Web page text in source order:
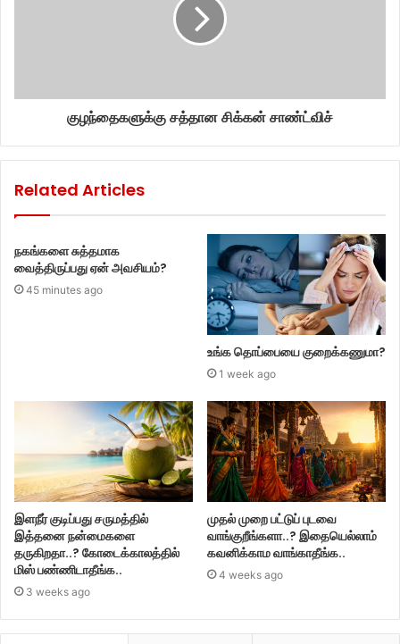
குழந்தைகளுக்கு சத்தான சிக்கன் சாண்ட்விச்
Related Articles
நகங்களை சுத்தமாக
வைத்திருப்பது ஏன் அவசியம்?
45 minutes ago
உங்க தொப்பையை குறைக்கணுமா?
1 week ago
இளநீர் குடிப்பது சருமத்தில்
இத்தனை நன்மைகளை
தருகிறதா..? கோடைக்காலத்தில்
மிஸ் பண்ணிடாதீங்க..
3 weeks ago
முதல் முறை பட்டுப் புடவை
வாங்குறீங்களா..? இதையெல்லாம்
கவனிக்காம வாங்காதீங்க..
4 weeks ago